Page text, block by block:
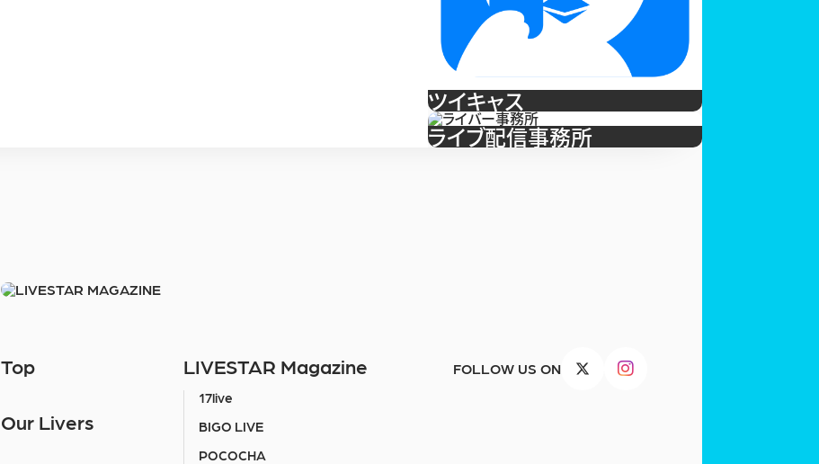
ツイキャス
ライブ配信事務所
Top
Our Livers
LIVESTAR Magazine
17live
BIGO LIVE
POCOCHA
FOLLOW US ON